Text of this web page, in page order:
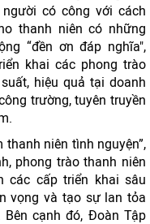
có công với cách
thanh niên có những
“đền ơn đáp nghĩa",
khai các phong trào
hiệu quả tại doanh
trường, tuyên truyền
niên tình nguyện”,
phong trào thanh niên
các cấp triển khai sâu
vọng và tạo sự lan tỏa
cạnh đó, Đoàn Tập